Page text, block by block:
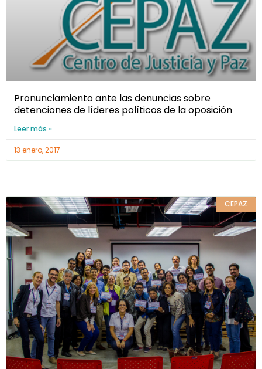
Pronunciamiento ante las denuncias sobre
detenciones de líderes políticos de la oposición
Leer más »
13 enero, 2017
CEPAZ